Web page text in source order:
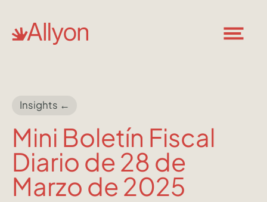
Insights ←
Mini Boletín Fiscal
Diario de 28 de
Marzo de 2025